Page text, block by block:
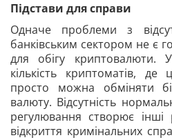
Підстави для справи
Одначе проблеми з
банківським сектором не є
для обігу криптовалюти.
кількість криптоматів, де
просто можна обміняти
валюту. Відсутність
регулювання створює інші
відкриття кримінальних